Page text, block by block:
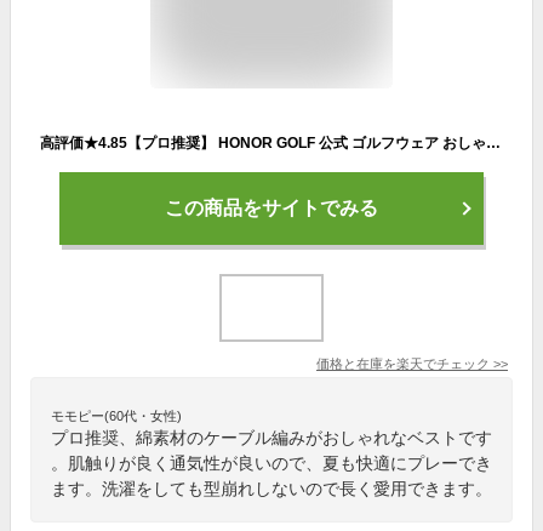
高評価★4.85【プロ推奨】 HONOR GOLF 公式 ゴルフウェア おしゃれ ブランド 最新 メンズ 男ゴルフウェア ゴルフ ベスト ゴルフウェア メンズベスト ゴルフベスト ゴルフ用ベスト vネックセーター ニットセーター 長袖 ポロシャツ コーディネート 大きいサイズ 春服 春夏用
この商品をサイトでみる
価格と在庫を楽天でチェック >>
モモピー(60代・女性)
プロ推奨、綿素材のケーブル編みがおしゃれなベストです
。肌触りが良く通気性が良いので、夏も快適にプレーでき
ます。洗濯をしても型崩れしないので長く愛用できます。